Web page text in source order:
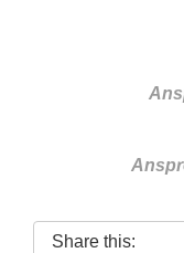
Share this: